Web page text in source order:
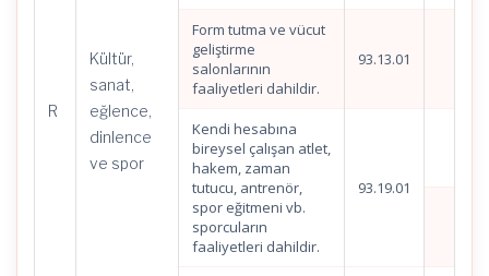
R
Kültür,
sanat,
eğlence,
dinlence
ve spor
Form tutma ve vücut
geliştirme
salonlarının
faaliyetleri dahildir.
93.13.01
Kendi hesabına
bireysel çalışan atlet,
hakem, zaman
tutucu, antrenör,
spor eğitmeni vb.
sporcuların
faaliyetleri dahildir.
93.19.01